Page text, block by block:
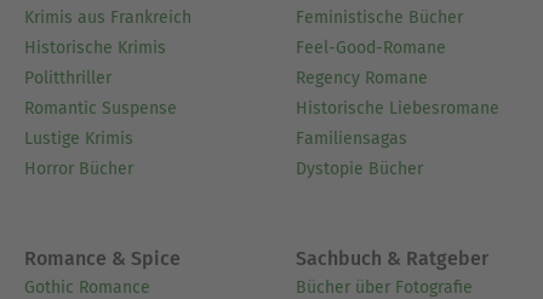
Krimis aus Frankreich
Historische Krimis
Politthriller
Romantic Suspense
Lustige Krimis
Horror Bücher
Feministische Bücher
Feel-Good-Romane
Regency Romane
Historische Liebesromane
Familiensagas
Dystopie Bücher
Romance & Spice
Gothic Romance
Sachbuch & Ratgeber
Bücher über Fotografie